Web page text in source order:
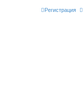
Регистрация